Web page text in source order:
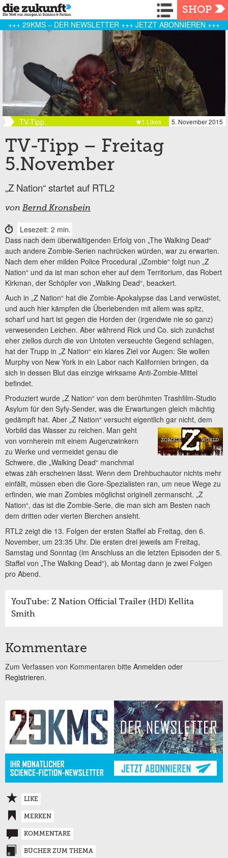
Navigation
SHOP
+++ 29KMS – DER NEWSLETTER +++ JETZT ABONNIEREN +++
TV-Tipp 5. November 2015
1 Likes
TV-Tipp – Freitag
5.November
„Z Nation“ startet auf RTL2
von Bernd Kronsbein
Lesezeit: 2 min.
Dass nach dem überwältigenden Erfolg von „The Walking Dead“
auch andere Zombie-Serien nachrücken würden, war zu erwarten.
Nach dem eher milden Police Procedural „iZombie“ folgt nun „Z
Nation“ und da ist man schon eher auf dem Territorium, das Robert
Kirkman, der Schöpfer von „Walking Dead“, beackert.
Auch in „Z Nation“ hat die Zombie-Apokalypse das Land verwüstet,
und auch hier kämpfen die Überlebenden mit allem was spitz,
scharf und hart ist gegen die Horden der (irgendwie nie so ganz)
verwesenden Leichen. Aber während Rick und Co. sich zunächst
eher ziellos durch die von Untoten verseuchte Gegend schlagen,
hat der Trupp in „Z Nation“ ein klares Ziel vor Augen: Sie wollen
Murphy von New York in ein Labor nach Kalifornien bringen, da
sich in dessen Blut das einzige wirksame Anti-Zombie-Mittel
befindet.
Produziert wurde „Z Nation“ von dem berühmten Trashfilm-Studio
Asylum für den Syfy-Sender, was die Erwartungen gleich mächtig
gedämpft hat. Aber „Z Nation“ versucht eigentlich gar nicht, dem
Vorbild das Wasser zu reichen. Man geht
von vornherein mit einem Augenzwinkern
zu Werke und vermeidet genau die
Schwere, die „Walking Dead“ manchmal
etwas zäh erscheinen lässt. Wenn dem Drehbuchautor nichts mehr
einfällt, müssen eben die Gore-Spezialisten ran, um neue Wege zu
erfinden, wie man Zombies möglichst originell zermanscht. „Z
Nation“, das ist die Zombie-Serie, die man sich am Besten nach
dem dritten oder vierten Bierchen ansieht.
RTL2 zeigt die 13. Folgen der ersten Staffel ab Freitag, den 6.
November, um 23:35 Uhr. Die ersten drei jeweils am Freitag,
Samstag und Sonntag (im Anschluss an die letzten Episoden der 5.
Staffel von „The Walking Dead“), ab Montag dann je zwei Folgen
pro Abend.
YouTube: Z Nation Official Trailer (HD) Kellita
Smith
Kommentare
Zum Verfassen von Kommentaren bitte Anmelden oder
Registrieren.
LIKE
MERKEN
KOMMENTARE
BÜCHER ZUM THEMA